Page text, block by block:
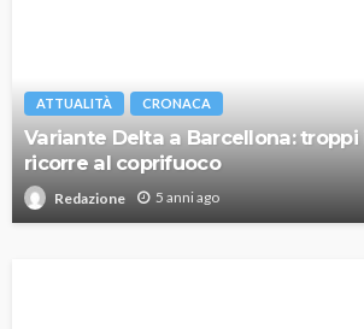
ATTUALITÀ CRONACA
Variante Delta a Barcellona: troppi
ricorre al coprifuoco
Redazione 5 anni ago